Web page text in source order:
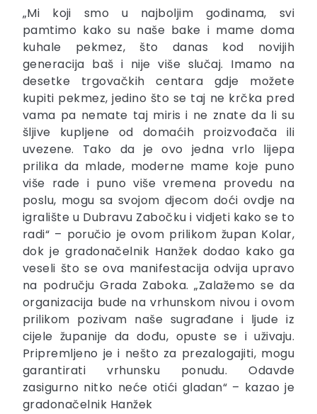
„Mi koji smo u najboljim godinama, svi
pamtimo kako su naše bake i mame doma
kuhale pekmez, što danas kod novijih
generacija baš i nije više slučaj. Imamo na
desetke trgovačkih centara gdje možete
kupiti pekmez, jedino što se taj ne krčka pred
vama pa nemate taj miris i ne znate da li su
šljive kupljene od domaćih proizvođača ili
uvezene. Tako da je ovo jedna vrlo lijepa
prilika da mlade, moderne mame koje puno
više rade i puno više vremena provedu na
poslu, mogu sa svojom djecom doći ovdje na
igralište u Dubravu Zabočku i vidjeti kako se to
radi“ – poručio je ovom prilikom župan Kolar,
dok je gradonačelnik Hanžek dodao kako ga
veseli što se ova manifestacija odvija upravo
na području Grada Zaboka. „Zalažemo se da
organizacija bude na vrhunskom nivou i ovom
prilikom pozivam naše sugrađane i ljude iz
cijele županije da dođu, opuste se i uživaju.
Pripremljeno je i nešto za prezalogajiti, mogu
garantirati vrhunsku ponudu. Odavde
zasigurno nitko neće otići gladan“ – kazao je
gradonačelnik Hanžek